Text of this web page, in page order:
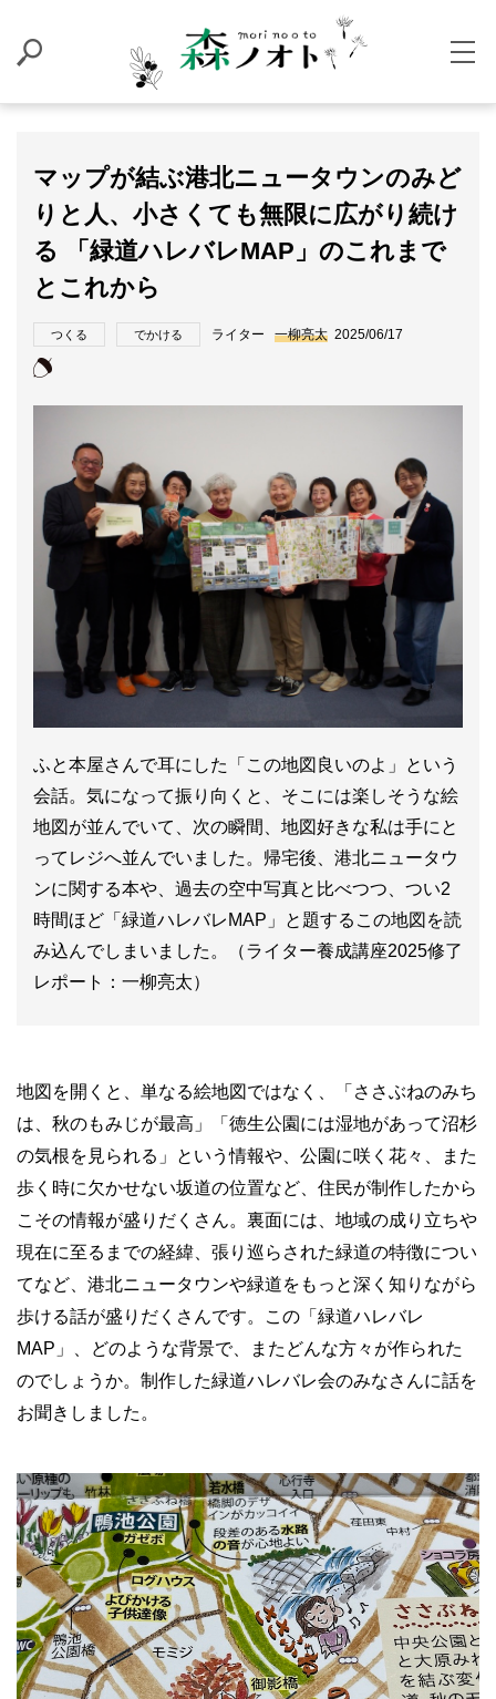
マップが結ぶ港北ニュータウンのみど
りと人、小さくても無限に広がり続け
る 「緑道ハレバレMAP」のこれまで
とこれから
つくる でかける ライター 一柳亮太 2025/06/17
ふと本屋さんで耳にした「この地図良いのよ」という
会話。気になって振り向くと、そこには楽しそうな絵
地図が並んでいて、次の瞬間、地図好きな私は手にと
ってレジへ並んでいました。帰宅後、港北ニュータウ
ンに関する本や、過去の空中写真と比べつつ、つい2
時間ほど「緑道ハレバレMAP」と題するこの地図を読
み込んでしまいました。（ライター養成講座2025修了
レポート：一柳亮太）
地図を開くと、単なる絵地図ではなく、「ささぶねのみち
は、秋のもみじが最高」「徳生公園には湿地があって沼杉
の気根を見られる」という情報や、公園に咲く花々、また
歩く時に欠かせない坂道の位置など、住民が制作したから
こその情報が盛りだくさん。裏面には、地域の成り立ちや
現在に至るまでの経緯、張り巡らされた緑道の特徴につい
てなど、港北ニュータウンや緑道をもっと深く知りながら
歩ける話が盛りだくさんです。この「緑道ハレバレ
MAP」、どのような背景で、またどんな方々が作られた
のでしょうか。制作した緑道ハレバレ会のみなさんに話を
お聞きしました。